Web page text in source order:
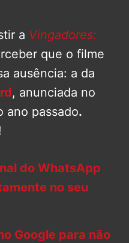
a Vingadores:
que o filme
ausência: a da
, anunciada no
ano passado.
do WhatsApp
no seu
Google para não